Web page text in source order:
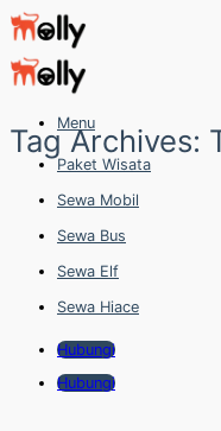
Skip
to
content
Menu
Paket Wisata
Sewa Mobil
Sewa Bus
Sewa Elf
Sewa Hiace
Hubungi
Hubungi
Tag Archives: